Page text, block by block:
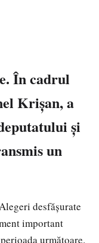
În cadrul
Krișan, a
și
un
desfășurate
important
următoare.